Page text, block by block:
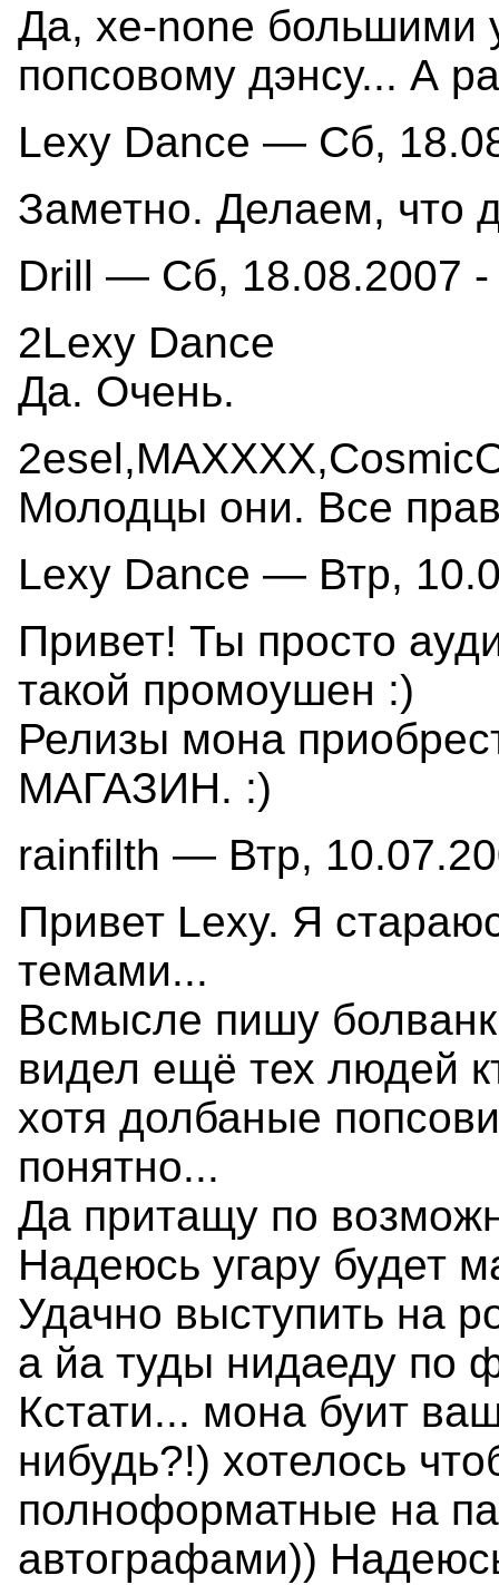
Да, xe-none большими
попсовому дэнсу... А
Lexy Dance — Сб,
Заметно. Делаем, что
Drill — Сб, 18.08.2007 -
2Lexy Dance
Да. Очень.
Молодцы они. Все
Lexy Dance — Втр,
Привет! Ты просто
такой промоушен :)
Релизы мона
МАГАЗИН. :)
rainfilth — Втр,
Привет Lexy. Я
темами...
Всмысле пишу
видел ещё тех людей
хотя долбаные
понятно...
Да притащу по
Надеюсь угару будет
Удачно выступить на
а йа туды нидаеду по
Кстати... мона буит
нибудь?!) хотелось
полноформатные на
автографами))